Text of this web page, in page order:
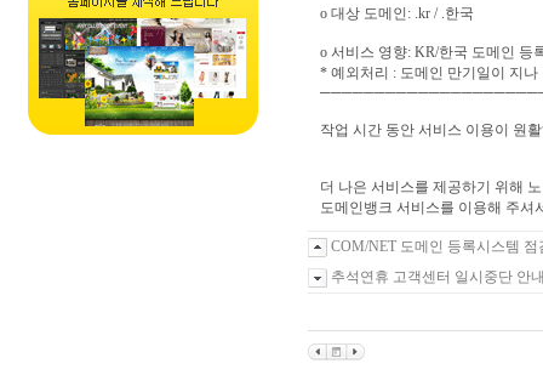
o 대상 도메인: .kr / .한국
o 서비스 영향: KR/한국 도메인 등
* 예외처리 : 도메인 만기일이 지나
작업 시간 동안 서비스 이용이 원
더 나은 서비스를 제공하기 위해
도메인뱅크 서비스를 이용해 주셔
COM/NET 도메인 등록시스템 점
추석연휴 고객센터 일시중단 안